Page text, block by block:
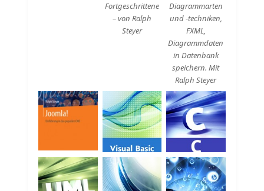
Fortgeschrittene
– von Ralph
Steyer
Diagrammarten
und -techniken,
FXML,
Diagrammdaten
in Datenbank
speichern. Mit
Ralph Steyer